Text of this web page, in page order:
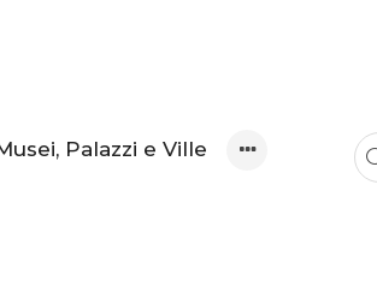
Palazzi e Ville